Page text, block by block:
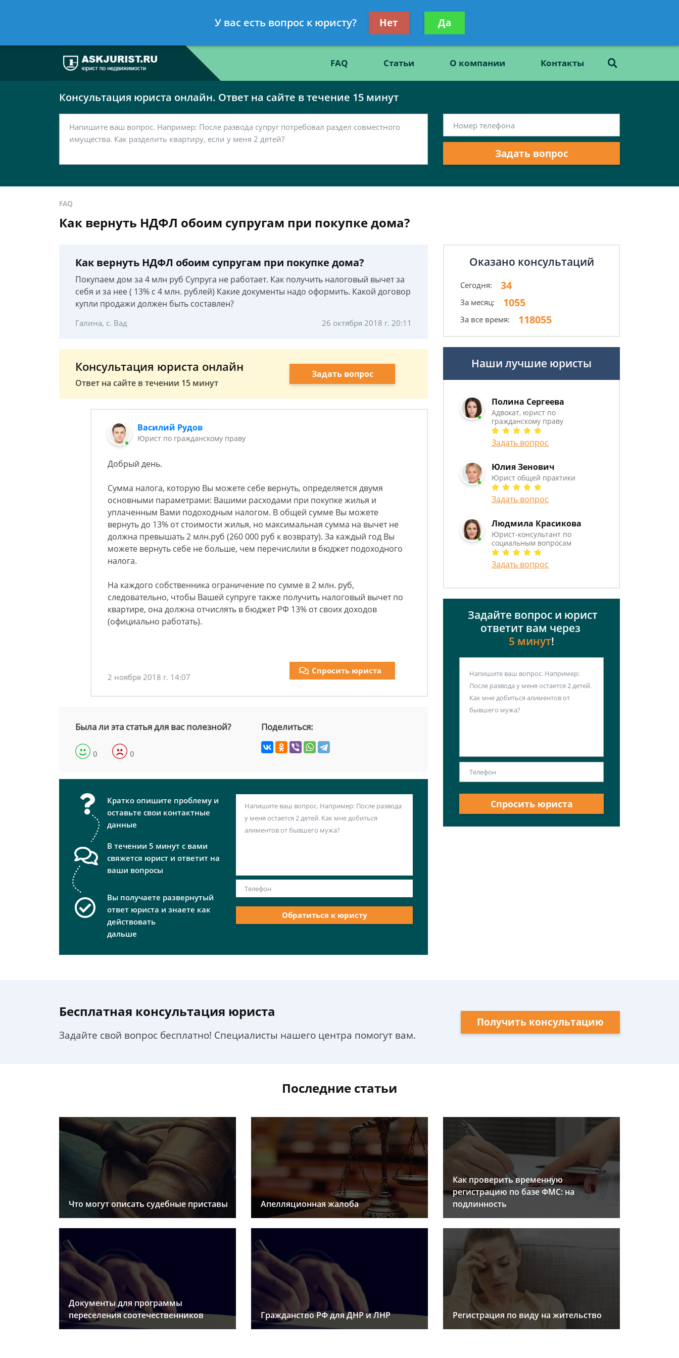
7 812 467-37-86
Получите консультацию
бесплатно
FAQ Статьи О компании Контакты
Консультация юриста онлайн. Ответ на сайте в течение 15 минут
Задать вопрос
FAQ
Как вернуть НДФЛ обоим супругам при покупке дома?
Как вернуть НДФЛ обоим супругам при покупке дома?
Покупаем дом за 4 млн руб Супруга не работает. Как получить налоговый вычет за
себя и за нее ( 13% с 4 млн. рублей) Какие документы надо оформить. Какой договор
купли продажи должен быть составлен?
Галина, с. Вад 26 октября 2018 г. 20:11
Консультация юриста онлайн
Ответ на сайте в течении 15 минут
Задать вопрос
Василий Рудов
Юрист по гражданскому праву
Добрый день.
Сумма налога, которую Вы можете себе вернуть, определяется двумя
основными параметрами: Вашими расходами при покупке жилья и
уплаченным Вами подоходным налогом. В общей сумме Вы можете
вернуть до 13% от стоимости жилья, но максимальная сумма на вычет не
должна превышать 2 млн.руб (260 000 руб к возврату). За каждый год Вы
можете вернуть себе не больше, чем перечислили в бюджет подоходного
налога.
На каждого собственника ограничение по сумме в 2 млн. руб,
следовательно, чтобы Вашей супруге также получить налоговый вычет по
квартире, она должна отчислять в бюджет РФ 13% от своих доходов
(официально работать).
2 ноября 2018 г. 14:07
Спросить юриста
Была ли эта статья для вас полезной?
0 0
Поделиться:
Кратко опишите проблему и
оставьте свои контактные
данные
В течении 5 минут с вами
свяжется юрист и ответит на
ваши вопросы
Вы получаете развернутый
ответ юриста и знаете как
действовать
дальше
Обратиться к юристу
Оказано консультаций
Сегодня: 34
За месяц: 1055
За все время: 118055
Наши лучшие юристы
Полина Сергеева
Адвокат, юрист по
гражданскому праву
Задать вопрос
Юлия Зенович
Юрист общей практики
Задать вопрос
Людмила Красикова
Юрист-консультант по
социальным вопросам
Задать вопрос
Задайте вопрос и юрист
ответит вам через
5 минут!
Спросить юриста
Бесплатная консультация юриста
Задайте свой вопрос бесплатно! Специалисты нашего центра помогут вам.
Получить консультацию
Последние статьи
Что могут описать судебные приставы Апелляционная жалоба
Как проверить временную
регистрацию по базе ФМС: на
подлинность
Документы для программы
переселения соотечественников
Гражданство РФ для ДНР и ЛНР Регистрация по виду на жительство
У вас есть вопрос к юристу? Нет Да